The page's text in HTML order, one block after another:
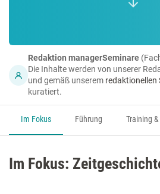
Redaktion managerSeminare
Die Inhalte werden von unserer
und gemäß unserem redaktionellen
kuratiert.
Im Fokus Führung Training
Im Fokus: